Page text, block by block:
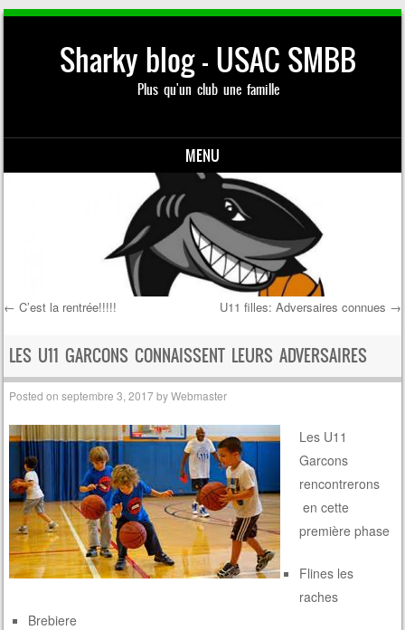
Sharky blog – USAC SMBB
Plus qu'un club une famille
MENU
Post navigation
← C’est la rentrée!!!!! U11 filles: Adversaires connues →
LES U11 GARCONS CONNAISSENT LEURS ADVERSAIRES
Posted onseptembre 3, 2017byWebmaster
Les U11
Garcons
rencontrerons
en cette
première phase
Flines les
raches
Brebiere